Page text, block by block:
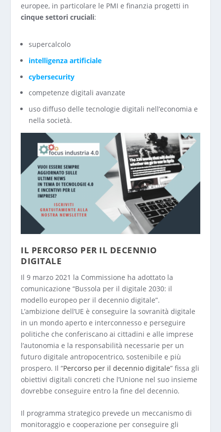
europee, in particolare le PMI e finanzia progetti in
cinque settori cruciali:
supercalcolo
intelligenza artificiale
cybersecurity
competenze digitali avanzate
uso diffuso delle tecnologie digitali nell’economia e
nella società.
IL PERCORSO PER IL DECENNIO
DIGITALE
Il 9 marzo 2021 la Commissione ha adottato la
comunicazione “Bussola per il digitale 2030: il
modello europeo per il decennio digitale”.
L’ambizione dell’UE è conseguire la sovranità digitale
in un mondo aperto e interconnesso e perseguire
politiche che conferiscano ai cittadini e alle imprese
l’autonomia e la responsabilità necessarie per un
futuro digitale antropocentrico, sostenibile e più
prospero. Il “Percorso per il decennio digitale” fissa gli
obiettivi digitali concreti che l’Unione nel suo insieme
dovrebbe conseguire entro la fine del decennio.
Il programma strategico prevede un meccanismo di
monitoraggio e cooperazione per conseguire gli